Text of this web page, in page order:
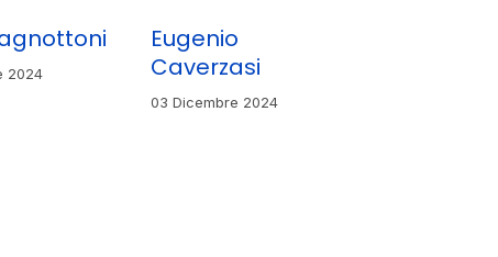
2024
Eugenio
Caverzasi
03 Dicembre 2024